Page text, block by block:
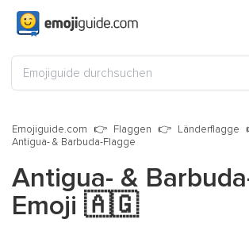
Emojiguide.com Flaggen
Länderflagge
Antigua- & Barbuda-Flagge
Antigua- &
Emoji 🇦🇬